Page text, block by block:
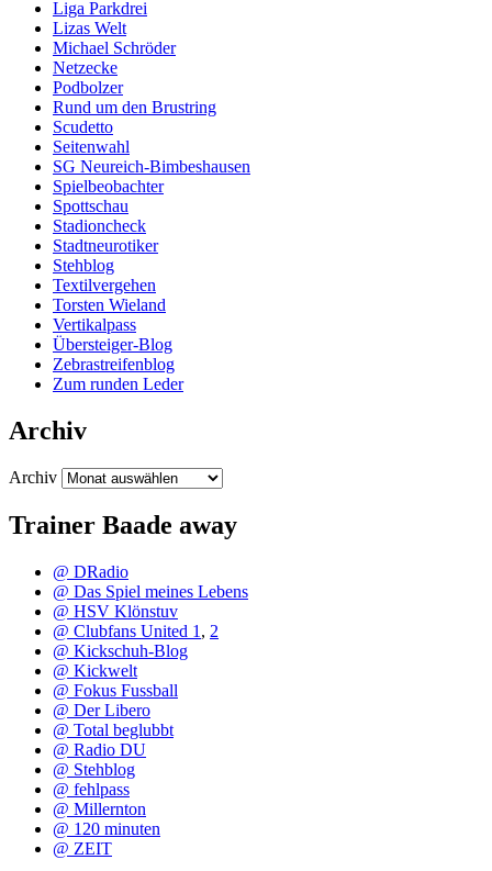
Liga Parkdrei
Lizas Welt
Michael Schröder
Netzecke
Podbolzer
Rund um den Brustring
Scudetto
Seitenwahl
SG Neureich-Bimbeshausen
Spielbeobachter
Spottschau
Stadioncheck
Stadtneurotiker
Stehblog
Textilvergehen
Torsten Wieland
Vertikalpass
Übersteiger-Blog
Zebrastreifenblog
Zum runden Leder
Archiv
Archiv
Trainer Baade away
@ DRadio
@ Das Spiel meines Lebens
@ HSV Klönstuv
@ Clubfans United 1 , 2
@ Kickschuh-Blog
@ Kickwelt
@ Fokus Fussball
@ Der Libero
@ Total beglubbt
@ Radio DU
@ Stehblog
@ fehlpass
@ Millernton
@ 120 minuten
@ ZEIT